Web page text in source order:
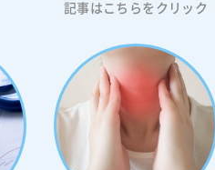
記事はこちらをクリック